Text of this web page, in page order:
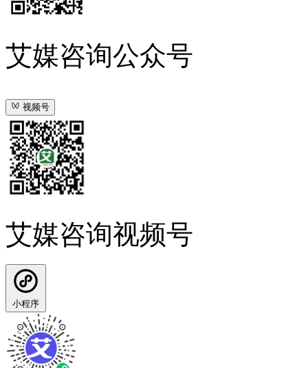
艾媒咨询公众号
视频号
艾媒咨询视频号
小程序